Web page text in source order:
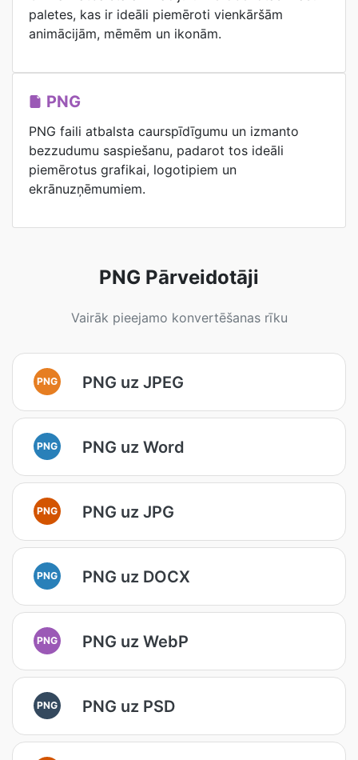
paletes, kas ir ideāli piemēroti vienkāršām
animācijām, mēmēm un ikonām.
PNG
PNG faili atbalsta caurspīdīgumu un izmanto
bezzudumu saspiešanu, padarot tos ideāli
piemērotus grafikai, logotipiem un
ekrānuzņēmumiem.
PNG Pārveidotāji
Vairāk pieejamo konvertēšanas rīku
PNG PNG uz JPEG
PNG PNG uz Word
PNG PNG uz JPG
PNG PNG uz DOCX
PNG PNG uz WebP
PNG PNG uz PSD